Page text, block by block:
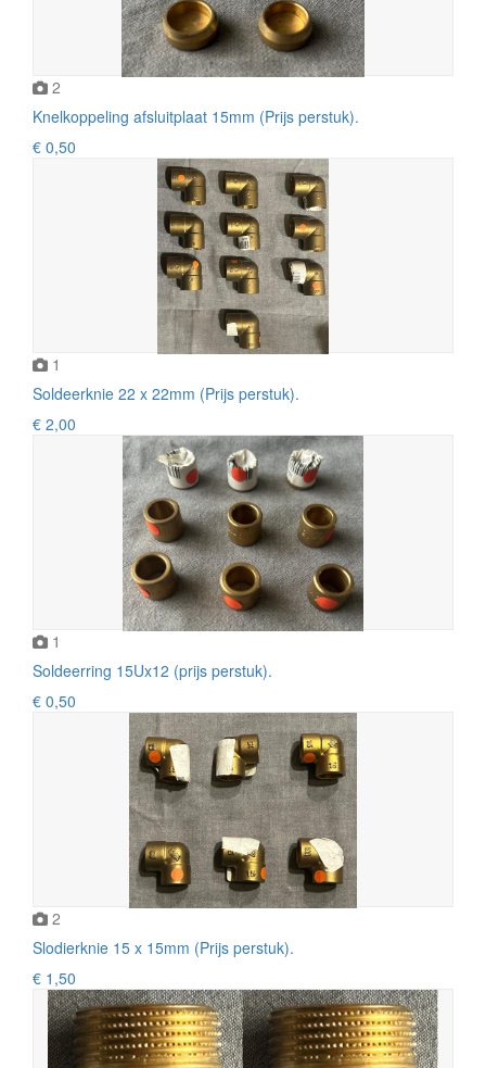
2
Knelkoppeling afsluitplaat 15mm (Prijs perstuk).
€ 0,50
1
Soldeerknie 22 x 22mm (Prijs perstuk).
€ 2,00
1
Soldeerring 15Ux12 (prijs perstuk).
€ 0,50
2
Slodierknie 15 x 15mm (Prijs perstuk).
€ 1,50